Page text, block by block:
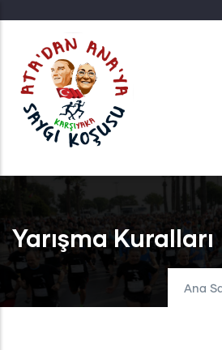
Yarışma Kuralları
Ana